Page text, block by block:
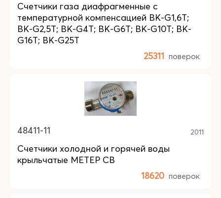
Счетчики газа диафрагменные с
температурной компенсацией BK-G1,6T;
BK-G2,5T; BK-G4T; BK-G6T; BK-G10T; BK-
G16T; BK-G25T
25311 поверок
48411-11 2011
Счетчики холодной и горячей воды
крыльчатые МЕТЕР СВ
18620 поверок